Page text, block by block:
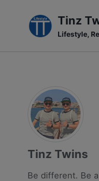
navigation
Tinz
Lifestyle,
Tinz Twins
Be different. Be